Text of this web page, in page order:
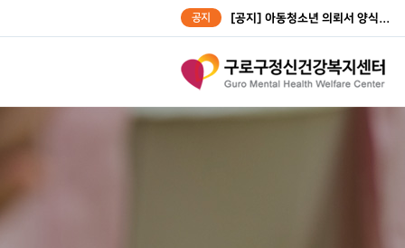
공지 [공지] 아동청소년 의뢰서 양식...